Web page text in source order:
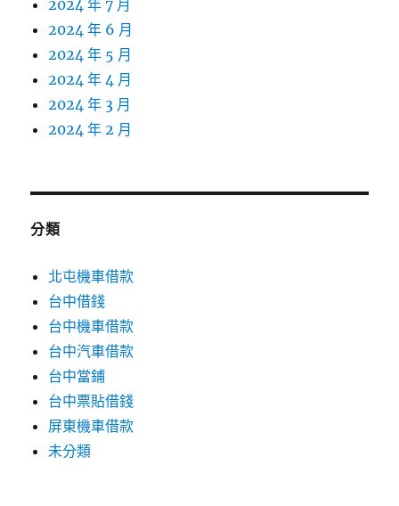
2024 年 7 月
2024 年 6 月
2024 年 5 月
2024 年 4 月
2024 年 3 月
2024 年 2 月
分類
北屯機車借款
台中借錢
台中機車借款
台中汽車借款
台中當鋪
台中票貼借錢
屏東機車借款
未分類